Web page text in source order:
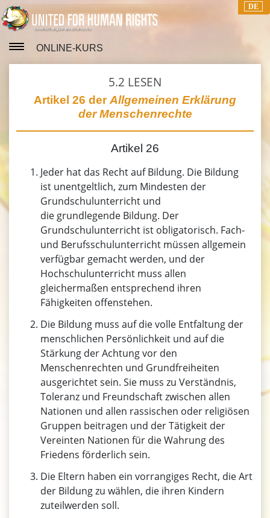
DE
ONLINE-KURS
5.2 LESEN
Artikel 26 derAllgemeinen Erklärung
der Menschenrechte
Artikel 26
Jeder hat das Recht auf Bildung. Die Bildung
ist unentgeltlich, zum Mindesten der
Grundschulunterricht und
die grundlegende Bildung. Der
Grundschulunterricht ist obligatorisch. Fach-
und Berufsschulunterricht müssen allgemein
verfügbar gemacht werden, und der
Hochschulunterricht muss allen
gleichermaßen entsprechend ihren
Fähigkeiten offenstehen.
Die Bildung muss auf die volle Entfaltung der
menschlichen Persönlichkeit und auf die
Stärkung der Achtung vor den
Menschenrechten und Grundfreiheiten
ausgerichtet sein. Sie muss zu Verständnis,
Toleranz und Freundschaft zwischen allen
Nationen und allen rassischen oder religiösen
Gruppen beitragen und der Tätigkeit der
Vereinten Nationen für die Wahrung des
Friedens förderlich sein.
Die Eltern haben ein vorrangiges Recht, die Art
der Bildung zu wählen, die ihren Kindern
zuteilwerden soll.